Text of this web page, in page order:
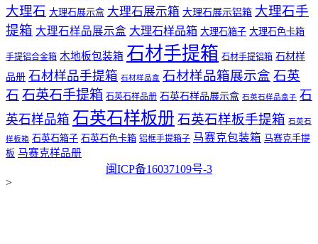
大理石 大理石展示盒 大理石展示箱 大理石展示铝箱 大理石手
提箱 大理石样品展示盒 大理石样品箱 大理石箱子 大理石色卡箱
手提铝合金箱 木地板包装箱 石材手提箱 石材手提铝箱 石材样
品册 石材样品手提箱 石材样品盒 石材样品箱展示盒 石英
石 石英石手提箱 石英石样品册 石英石样品展示盒 石英石样品盒子 石
英石样品箱 石英石样板册 石英石样板手提箱 石英石
样板箱 石英石箱子 石英石色卡箱 铝框手提箱子 马赛克包装箱 马赛克手提
板 马赛克样品册
闽ICP备16037109号-3
>